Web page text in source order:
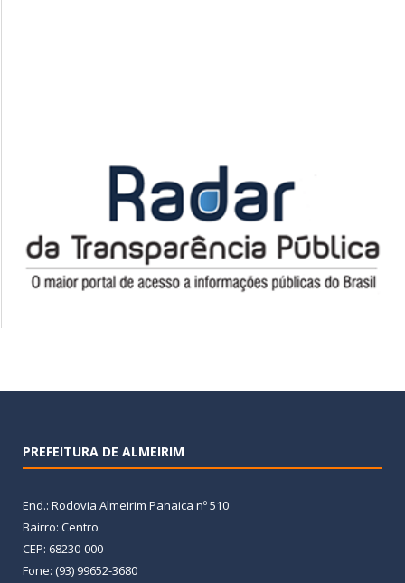
PREFEITURA DE ALMEIRIM
End.: Rodovia Almeirim Panaica nº 510
Bairro: Centro
CEP: 68230-000
Fone: (93) 99652-3680